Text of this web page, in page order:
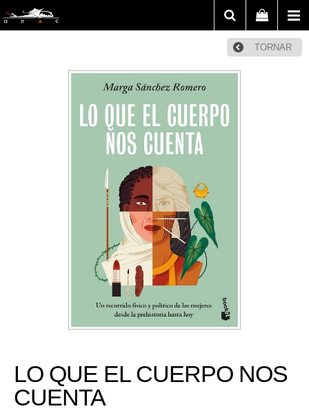
TORNAR
LO QUE EL CUERPO NOS
CUENTA